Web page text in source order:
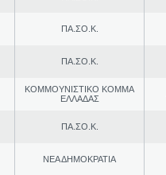
ΠΑ.ΣΟ.Κ.
ΠΑ.ΣΟ.Κ.
ΚΟΜΜΟΥΝΙΣΤΙΚΟ ΚΟΜΜΑ
ΕΛΛΑΔΑΣ
ΠΑ.ΣΟ.Κ.
ΝΕΑ ΔΗΜΟΚΡΑΤΙΑ